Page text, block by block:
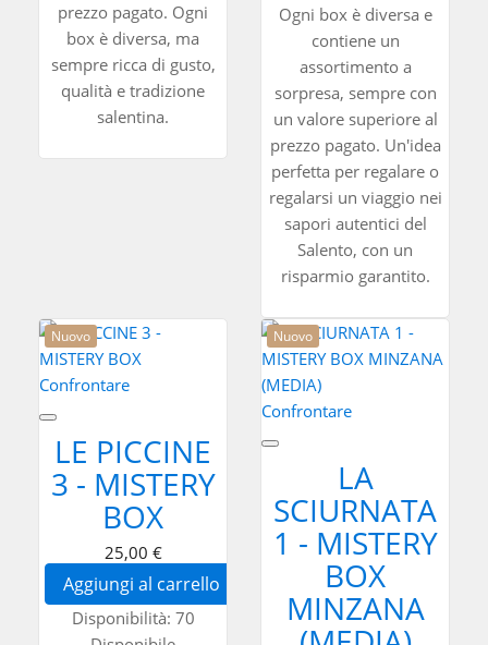
prezzo pagato. Ogni
box è diversa, ma
sempre ricca di gusto,
qualità e tradizione
salentina.
Ogni box è diversa e
contiene un
assortimento a
sorpresa, sempre con
un valore superiore al
prezzo pagato. Un'idea
perfetta per regalare o
regalarsi un viaggio nei
sapori autentici del
Salento, con un
risparmio garantito.
Nuovo
Confrontare
LE PICCINE
3 - MISTERY
BOX
25,00 €
Aggiungi al carrello
Disponibilità: 70
Nuovo
Confrontare
LA
SCIURNATA
1 - MISTERY
BOX
MINZANA